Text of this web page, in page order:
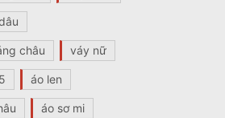
châu váy nữ
áo len
áo sơ mi